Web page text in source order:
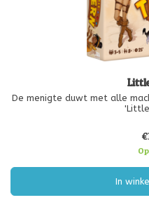
De menigte duwt met alle
'Little
en stuur de grootste
Verdien de meeste
In